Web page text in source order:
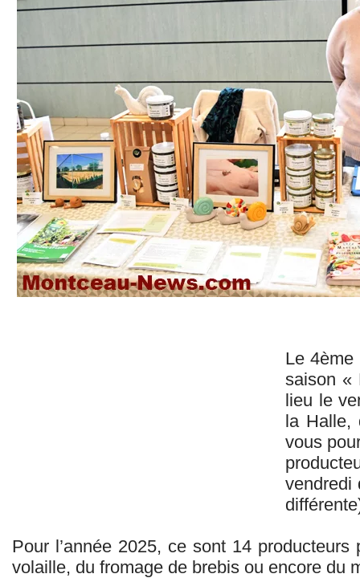
Le 4ème
saison «
lieu le
la Halle,
vous
vendredi
Pour l’année 2025, ce sont 14
volaille, du fromage de brebis ou encore du